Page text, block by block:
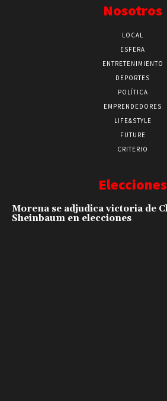
Nosotros
LOCAL
ESFERA
ENTRETENIMIENTO
DEPORTES
POLÍTICA
EMPRENDEDORES
LIFE&STYLE
FUTURE
CRITERIO
Elecciones
Morena se adjudica victoria de
Sheinbaum en elecciones